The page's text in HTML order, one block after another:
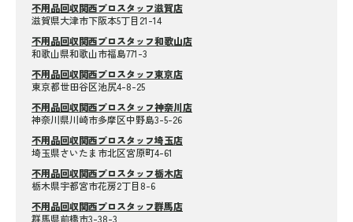
不用品回収関西プロスタッフ滋賀店
滋賀県大津市下阪本5丁目21-14
不用品回収関西プロスタッフ和歌山店
和歌山県和歌山市福島771-3
不用品回収関西プロスタッフ東京店
東京都世田谷区池尻4-8-25
不用品回収関西プロスタッフ神奈川店
神奈川県川崎市多摩区中野島3-5-26
不用品回収関西プロスタッフ埼玉店
埼玉県さいたま市北区宮原町4-61
不用品回収関西プロスタッフ栃木店
栃木県宇都宮市花房2丁目8-6
不用品回収関西プロスタッフ群馬店
群馬県前橋市3-38-3